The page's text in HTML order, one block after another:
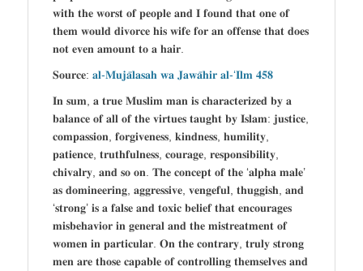
𝐰𝐢𝐭𝐡 𝐭𝐡𝐞 𝐰𝐨𝐫𝐬𝐭 𝐨𝐟 𝐩𝐞𝐨𝐩𝐥𝐞 𝐚𝐧𝐝 𝐈 𝐟𝐨𝐮𝐧𝐝 𝐭𝐡𝐚𝐭 𝐨𝐧𝐞 𝐨𝐟
𝐭𝐡𝐞𝐦 𝐰𝐨𝐮𝐥𝐝 𝐝𝐢𝐯𝐨𝐫𝐜𝐞 𝐡𝐢𝐬 𝐰𝐢𝐟𝐞 𝐟𝐨𝐫 𝐚𝐧 𝐨𝐟𝐟𝐞𝐧𝐬𝐞 𝐭𝐡𝐚𝐭 𝐝𝐨𝐞𝐬
𝐧𝐨𝐭 𝐞𝐯𝐞𝐧 𝐚𝐦𝐨𝐮𝐧𝐭 𝐭𝐨 𝐚 𝐡𝐚𝐢𝐫.
𝐒𝐨𝐮𝐫𝐜𝐞: 𝐚𝐥-𝐌𝐮𝐣𝐚̄𝐥𝐚𝐬𝐚𝐡 𝐰𝐚 𝐉𝐚𝐰𝐚̄𝐡𝐢𝐫 𝐚𝐥-‘𝐈𝐥𝐦 𝟒𝟓𝟖
𝐈𝐧 𝐬𝐮𝐦, 𝐚 𝐭𝐫𝐮𝐞 𝐌𝐮𝐬𝐥𝐢𝐦 𝐦𝐚𝐧 𝐢𝐬 𝐜𝐡𝐚𝐫𝐚𝐜𝐭𝐞𝐫𝐢𝐳𝐞𝐝 𝐛𝐲 𝐚
𝐛𝐚𝐥𝐚𝐧𝐜𝐞 𝐨𝐟 𝐚𝐥𝐥 𝐨𝐟 𝐭𝐡𝐞 𝐯𝐢𝐫𝐭𝐮𝐞𝐬 𝐭𝐚𝐮𝐠𝐡𝐭 𝐛𝐲 𝐈𝐬𝐥𝐚𝐦: 𝐣𝐮𝐬𝐭𝐢𝐜𝐞,
𝐜𝐨𝐦𝐩𝐚𝐬𝐬𝐢𝐨𝐧, 𝐟𝐨𝐫𝐠𝐢𝐯𝐞𝐧𝐞𝐬𝐬, 𝐤𝐢𝐧𝐝𝐧𝐞𝐬𝐬, 𝐡𝐮𝐦𝐢𝐥𝐢𝐭𝐲,
𝐩𝐚𝐭𝐢𝐞𝐧𝐜𝐞, 𝐭𝐫𝐮𝐭𝐡𝐟𝐮𝐥𝐧𝐞𝐬𝐬, 𝐜𝐨𝐮𝐫𝐚𝐠𝐞, 𝐫𝐞𝐬𝐩𝐨𝐧𝐬𝐢𝐛𝐢𝐥𝐢𝐭𝐲,
𝐜𝐡𝐢𝐯𝐚𝐥𝐫𝐲, 𝐚𝐧𝐝 𝐬𝐨 𝐨𝐧. 𝐓𝐡𝐞 𝐜𝐨𝐧𝐜𝐞𝐩𝐭 𝐨𝐟 𝐭𝐡𝐞 ‘𝐚𝐥𝐩𝐡𝐚 𝐦𝐚𝐥𝐞’
𝐚𝐬 𝐝𝐨𝐦𝐢𝐧𝐞𝐞𝐫𝐢𝐧𝐠, 𝐚𝐠𝐠𝐫𝐞𝐬𝐬𝐢𝐯𝐞, 𝐯𝐞𝐧𝐠𝐞𝐟𝐮𝐥, 𝐭𝐡𝐮𝐠𝐠𝐢𝐬𝐡, 𝐚𝐧𝐝
‘𝐬𝐭𝐫𝐨𝐧𝐠’ 𝐢𝐬 𝐚 𝐟𝐚𝐥𝐬𝐞 𝐚𝐧𝐝 𝐭𝐨𝐱𝐢𝐜 𝐛𝐞𝐥𝐢𝐞𝐟 𝐭𝐡𝐚𝐭 𝐞𝐧𝐜𝐨𝐮𝐫𝐚𝐠𝐞𝐬
𝐦𝐢𝐬𝐛𝐞𝐡𝐚𝐯𝐢𝐨𝐫 𝐢𝐧 𝐠𝐞𝐧𝐞𝐫𝐚𝐥 𝐚𝐧𝐝 𝐭𝐡𝐞 𝐦𝐢𝐬𝐭𝐫𝐞𝐚𝐭𝐦𝐞𝐧𝐭 𝐨𝐟
𝐰𝐨𝐦𝐞𝐧 𝐢𝐧 𝐩𝐚𝐫𝐭𝐢𝐜𝐮𝐥𝐚𝐫. 𝐎𝐧 𝐭𝐡𝐞 𝐜𝐨𝐧𝐭𝐫𝐚𝐫𝐲, 𝐭𝐫𝐮𝐥𝐲 𝐬𝐭𝐫𝐨𝐧𝐠
𝐦𝐞𝐧 𝐚𝐫𝐞 𝐭𝐡𝐨𝐬𝐞 𝐜𝐚𝐩𝐚𝐛𝐥𝐞 𝐨𝐟 𝐜𝐨𝐧𝐭𝐫𝐨𝐥𝐥𝐢𝐧𝐠 𝐭𝐡𝐞𝐦𝐬𝐞𝐥𝐯𝐞𝐬 𝐚𝐧𝐝